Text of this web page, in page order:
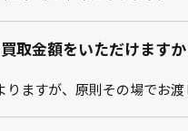
取金額をいただけますか
りますが、原則その場でお渡